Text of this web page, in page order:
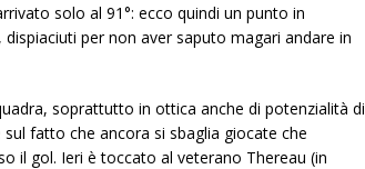
solo al 91°: ecco quindi un punto in
per non aver saputo magari andare in
soprattutto in ottica anche di potenzialità di
sul fatto che ancora si sbaglia giocate che
il gol. Ieri è toccato al veterano Thereau (in